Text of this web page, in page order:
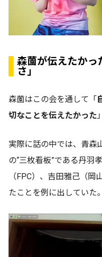
森薗が伝えたかっ
さ」
森薗はこの会を通して「
切なことを伝えたかった
実際に話の中では、青森
の“三枚看板”である丹羽
（FPC）、吉田雅己（
たことを例に出していた。